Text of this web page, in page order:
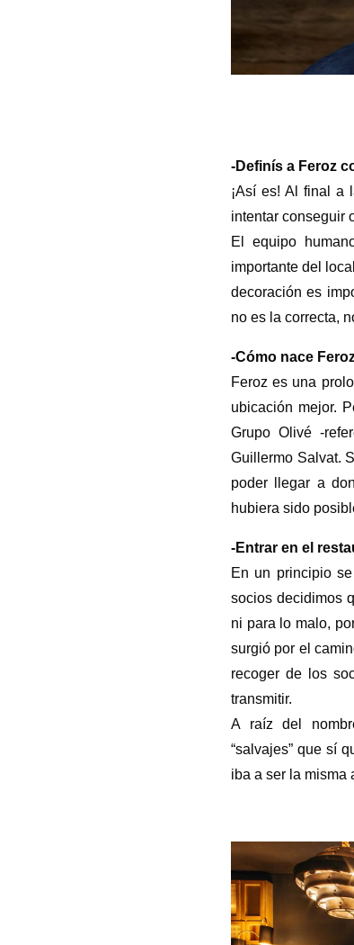
-Definís a Feroz
¡Así es! Al final a
intentar conseguir
El equipo
importante del
decoración es
no es la correcta,
-Cómo nace
Feroz es una
ubicación mejor.
Grupo Olivé -
Guillermo Salvat.
poder llegar a
hubiera sido
-Entrar en el
En un principio
socios decidimos
ni para lo malo,
surgió por el
recoger de los
transmitir.
A raíz del
“salvajes” que sí
iba a ser la misma